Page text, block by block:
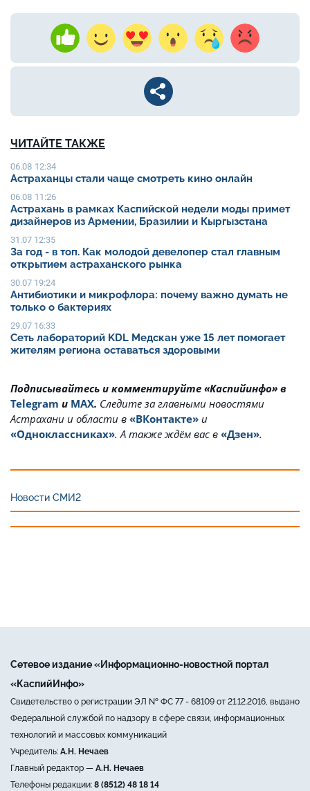
ЧИТАЙТЕ ТАКЖЕ
06.08 12:34
Астраханцы стали чаще смотреть кино онлайн
06.08 11:26
Астрахань в рамках Каспийской недели моды примет
дизайнеров из Армении, Бразилии и Кыргызстана
31.07 12:35
За год - в топ. Как молодой девелопер стал главным
открытием астраханского рынка
30.07 19:24
Антибиотики и микрофлора: почему важно думать не
только о бактериях
29.07 16:33
Сеть лабораторий KDL Медскан уже 15 лет помогает
жителям региона оставаться здоровыми
Подписывайтесь и комментируйте «Каспийинфо» в
Telegram и MAX. Cледите за главными новостями
Астрахани и области в «ВКонтакте» и
«Одноклассниках». А также ждём вас в «Дзен».
Новости СМИ2
Сетевое издание «Информационно-новостной портал
«КаспийИнфо»
Свидетельство о регистрации ЭЛ № ФС 77 - 68109 от 21.12.2016, выдано
Федеральной службой по надзору в сфере связи, информационных
технологий и массовых коммуникаций
Учредитель: А.Н. Нечаев
Главный редактор — А.Н. Нечаев
Телефоны редакции: 8 (8512) 48 18 14